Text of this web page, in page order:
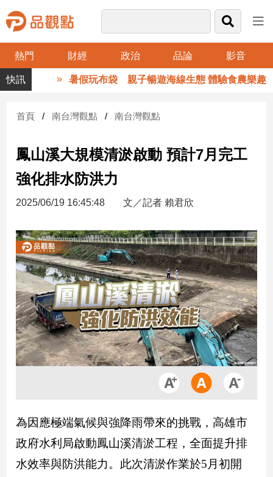
熱門 財經 政治 品論 影音
品
觀
財
台
財
新
產
經/
股
市
房
地
產
品
政
治
政
治
暑假玩布袋 親子暢遊海線生態 體驗食農樂趣
首頁 南台灣觀點 南台灣觀點
鳳山溪大規模清淤啟動 預計7月完工
強化排水防洪力
2025/06/19 16:45:48 文／記者 賴君欣
為因應極端氣候與強降雨帶來的挑戰，高雄市
政府水利局啟動鳳山溪清淤工程，全面提升排
水效率與防洪能力。此次清淤作業於5月初開